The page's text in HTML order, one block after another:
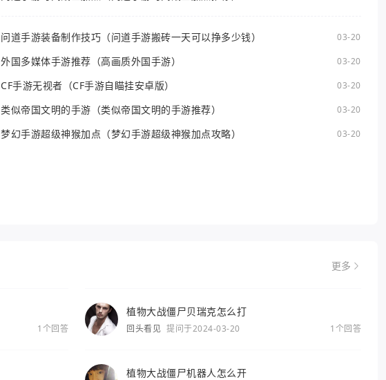
问道手游装备制作技巧（问道手游搬砖一天可以挣多少钱） 03-20
外国多媒体手游推荐（高画质外国手游） 03-20
CF手游无视者（CF手游自瞄挂安卓版） 03-20
类似帝国文明的手游（类似帝国文明的手游推荐） 03-20
梦幻手游超级神猴加点（梦幻手游超级神猴加点攻略） 03-20
更多
1个回答
植物大战僵尸贝瑞克怎么打
回头看见 提问于2024-03-20 1个回答
植物大战僵尸机器人怎么开